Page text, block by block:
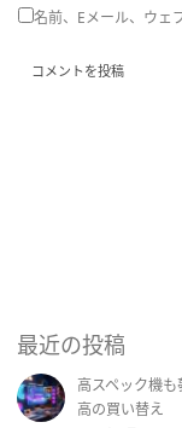
名前、Eメール、ウェ
最近の投稿
高スペック機
高の買い替え